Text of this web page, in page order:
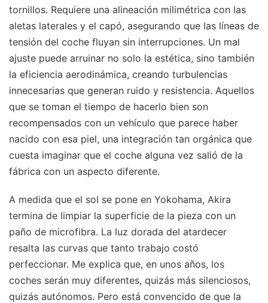
tornillos. Requiere una alineación milimétrica con las
aletas laterales y el capó, asegurando que las líneas de
tensión del coche fluyan sin interrupciones. Un mal
ajuste puede arruinar no solo la estética, sino también
la eficiencia aerodinámica, creando turbulencias
innecesarias que generan ruido y resistencia. Aquellos
que se toman el tiempo de hacerlo bien son
recompensados con un vehículo que parece haber
nacido con esa piel, una integración tan orgánica que
cuesta imaginar que el coche alguna vez salió de la
fábrica con un aspecto diferente.
A medida que el sol se pone en Yokohama, Akira
termina de limpiar la superficie de la pieza con un
paño de microfibra. La luz dorada del atardecer
resalta las curvas que tanto trabajo costó
perfeccionar. Me explica que, en unos años, los
coches serán muy diferentes, quizás más silenciosos,
quizás autónomos. Pero está convencido de que la